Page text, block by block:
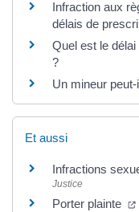
Infraction aux
délais de
Quel est le délai
?
Un mineur
Et aussi
Infractions
Justice
Porter plainte